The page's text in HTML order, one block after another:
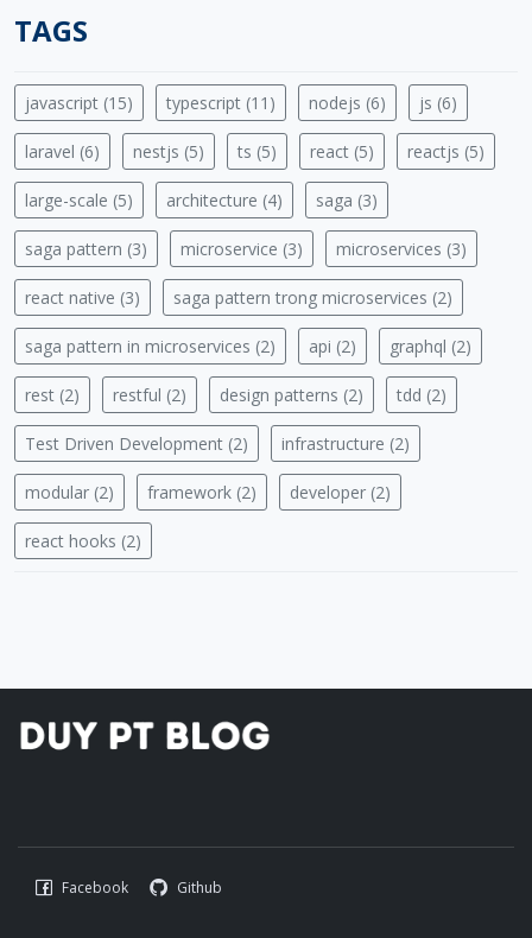
TAGS
javascript (15) typescript (11) nodejs (6) js (6)
laravel (6) nestjs (5) ts (5) react (5) reactjs (5)
large-scale (5) architecture (4) saga (3)
saga pattern (3) microservice (3) microservices (3)
react native (3) saga pattern trong microservices (2)
saga pattern in microservices (2) api (2) graphql (2)
rest (2) restful (2) design patterns (2) tdd (2)
Test Driven Development (2) infrastructure (2)
modular (2) framework (2) developer (2)
react hooks (2)
Facebook Github